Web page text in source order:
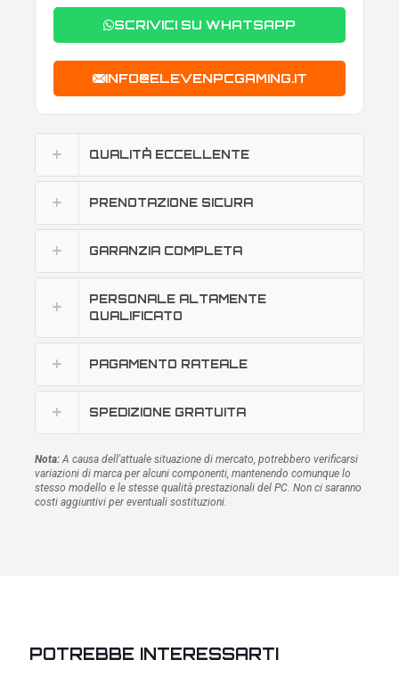
SCRIVICI SU WHATSAPP
INFO@ELEVENPCGAMING.IT
QUALITÀ ECCELLENTE
PRENOTAZIONE SICURA
GARANZIA COMPLETA
PERSONALE ALTAMENTE
QUALIFICATO
PAGAMENTO RATEALE
SPEDIZIONE GRATUITA
Nota: A causa dell'attuale situazione di mercato, potrebbero verificarsi
variazioni di marca per alcuni componenti, mantenendo comunque lo
stesso modello e le stesse qualità prestazionali del PC. Non ci saranno
costi aggiuntivi per eventuali sostituzioni.
POTREBBE INTERESSARTI